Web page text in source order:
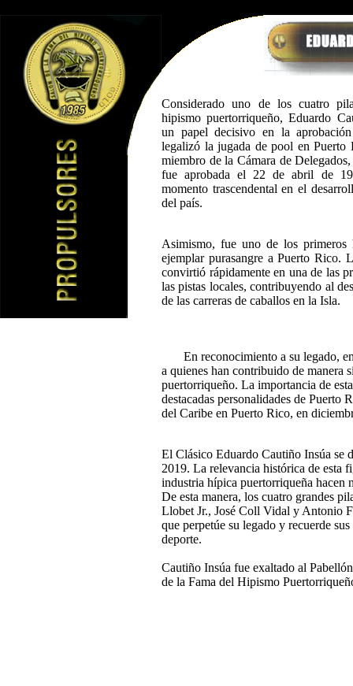
Considerado uno de los cuatro
hipismo puertorriqueño, Eduardo
un papel decisivo en la
legalizó la jugada de pool en Puerto
miembro de la Cámara de
fue aprobada el 22 de abril de
momento trascendental en el
del país.
Asimismo, fue uno de los primeros
ejemplar purasangre a Puerto Rico.
convirtió rápidamente en una de las
las pistas locales, contribuyendo al
de las carreras de caballos en la Isla.
En reconocimiento a su legado,
a quienes han contribuido de manera
puertorriqueño. La importancia de
destacadas personalidades de
del Caribe en Puerto Rico, en
El Clásico Eduardo Cautiño Insúa se
2019. La relevancia histórica de esta
industria hípica puertorriqueña hacen
De esta manera, los cuatro grandes
Llobet Jr., José Coll Vidal y Antonio
que perpetúe su legado y recuerde
deporte.
Cautiño Insúa fue exaltado al
de la Fama del Hipismo